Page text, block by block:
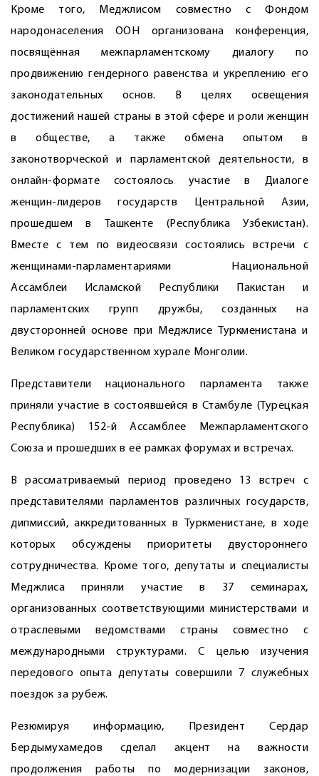
Кроме того, Меджлисом совместно с Фондом
народонаселения ООН организована конференция,
посвящённая межпарламентскому диалогу по
продвижению гендерного равенства и укреплению его
законодательных основ. В целях освещения
достижений нашей страны в этой сфере и роли женщин
в обществе, а также обмена опытом в
законотворческой и парламентской деятельности, в
онлайн-формате состоялось участие в Диалоге
женщин-лидеров государств Центральной Азии,
прошедшем в Ташкенте (Республика Узбекистан).
Вместе с тем по видеосвязи состоялись встречи с
женщинами-парламентариями Национальной
Ассамблеи Исламской Республики Пакистан и
парламентских групп дружбы, созданных на
двусторонней основе при Меджлисе Туркменистана и
Великом государственном хурале Монголии.
Представители национального парламента также
приняли участие в состоявшейся в Стамбуле (Турецкая
Республика) 152-й Ассамблее Межпарламентского
Союза и прошедших в её рамках форумах и встречах.
В рассматриваемый период проведено 13 встреч с
представителями парламентов различных государств,
дипмиссий, аккредитованных в Туркменистане, в ходе
которых обсуждены приоритеты двустороннего
сотрудничества. Кроме того, депутаты и специалисты
Меджлиса приняли участие в 37 семинарах,
организованных соответствующими министерствами и
отраслевыми ведомствами страны совместно с
международными структурами. С целью изучения
передового опыта депутаты совершили 7 служебных
поездок за рубеж.
Резюмируя информацию, Президент Сердар
Бердымухамедов сделал акцент на важности
продолжения работы по модернизации законов,